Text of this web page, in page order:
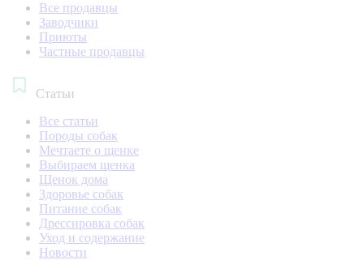
Все продавцы
Заводчики
Приюты
Частные продавцы
Статьи
Все статьи
Породы собак
Мечтаете о щенке
Выбираем щенка
Щенок дома
Здоровье собак
Питание собак
Дрессировка собак
Уход и содержание
Новости